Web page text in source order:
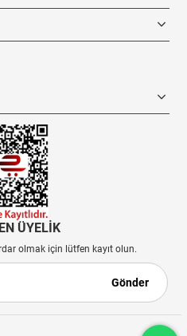
ÜYELİK
olmak için lütfen kayıt olun.
Gönder